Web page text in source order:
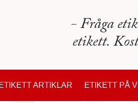
- Fråga
etikett.
ARTIKLAR ETIKETT PÅ